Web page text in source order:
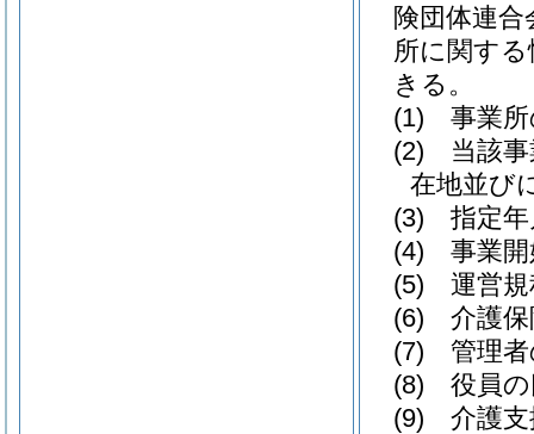
険団体連
所に関す
きる。
(1)
事業
(2)
当該
在地並び
(3)
指定
(4)
事業
(5)
運営
(6)
介護
(7)
管理
(8)
役員
(9)
介護